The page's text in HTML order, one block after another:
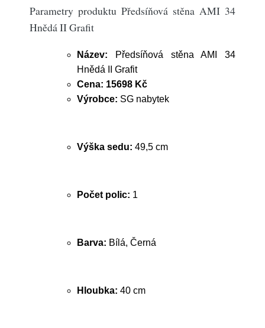
Parametry produktu Předsíňová stěna AMI 34
Hnědá II Grafit
Název: Předsíňová stěna AMI 34
Hnědá II Grafit
Cena: 15698 Kč
Výrobce: SG nabytek
Výška sedu: 49,5 cm
Počet polic: 1
Barva: Bílá, Černá
Hloubka: 40 cm